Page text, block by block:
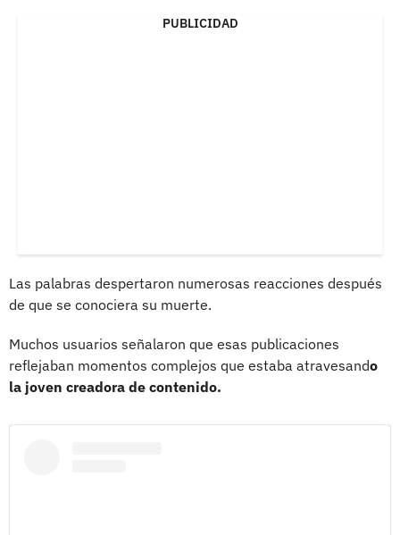
PUBLICIDAD
Las palabras despertaron numerosas reacciones después
de que se conociera su muerte.
Muchos usuarios señalaron que esas publicaciones
reflejaban momentos complejos que estaba atravesando
la joven creadora de contenido.